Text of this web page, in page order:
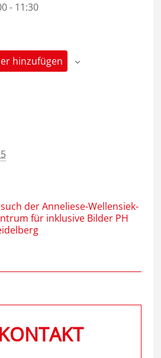
- 11:30
hinzufügen
der Anneliese-Wellensiek-
für inklusive Bilder PH
KONTAKT